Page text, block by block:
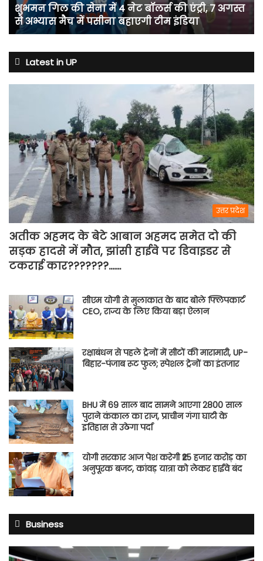
की
एंट्री,
7
अभ्यास
मैच
टीम
इंडिया
शुभमन गिल की सेना में 4 नेट बॉलर्स की एंट्री, 7 अगस्त
से अभ्यास मैच में पसीना बहाएगी टीम इंडिया
Latest in UP
उत्तर प्रदेश
अतीक अहमद के बेटे आबान अहमद समेत दो की
सड़क हादसे में मौत, झांसी हाईवे पर डिवाइडर से
टकराई कार???????…….
सीएम योगी से मुलाकात के बाद बोले फ्लिपकार्ट
CEO, राज्य के लिए किया बड़ा ऐलान
रक्षाबंधन से पहले ट्रेनों में सीटों की मारामारी, UP-
बिहार-पंजाब रूट फुल; स्पेशल ट्रेनों का इंतजार
BHU में 69 साल बाद सामने आएगा 2800 साल
पुराने कंकाल का राज, प्राचीन गंगा घाटी के
इतिहास से उठेगा पर्दा
योगी सरकार आज पेश करेगी ₹25 हजार करोड़ का
अनुपूरक बजट, कांवड़ यात्रा को लेकर हाईवे बंद
Business